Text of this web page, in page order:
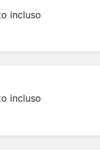
incluso
incluso